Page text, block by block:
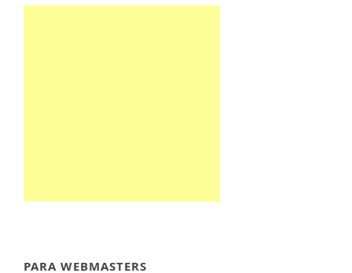
PARA WEBMASTERS